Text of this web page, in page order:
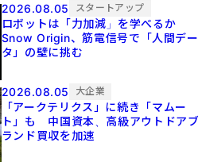
2026.08.05 スタートアップ
ロボットは「力加減」を学べるか
Snow Origin、筋電信号で「人間デー
タ」の壁に挑む
2026.08.05 大企業
「アークテリクス」に続き「マムー
ト」も 中国資本、高級アウトドア
ランド買収を加速